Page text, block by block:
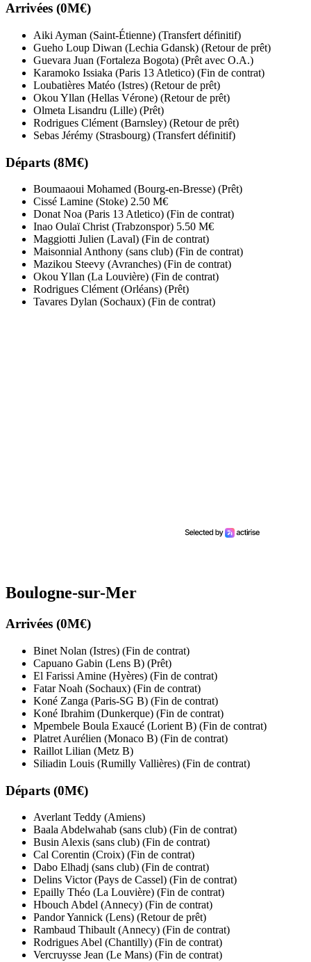
Arrivées (0M€)
Aiki Ayman (Saint-Étienne) (Transfert définitif)
Gueho Loup Diwan (Lechia Gdansk) (Retour de prêt)
Guevara Juan (Fortaleza Bogota) (Prêt avec O.A.)
Karamoko Issiaka (Paris 13 Atletico) (Fin de contrat)
Loubatières Matéo (Istres) (Retour de prêt)
Okou Yllan (Hellas Vérone) (Retour de prêt)
Olmeta Lisandru (Lille) (Prêt)
Rodrigues Clément (Barnsley) (Retour de prêt)
Sebas Jérémy (Strasbourg) (Transfert définitif)
Départs (8M€)
Boumaaoui Mohamed (Bourg-en-Bresse) (Prêt)
Cissé Lamine (Stoke) 2.50 M€
Donat Noa (Paris 13 Atletico) (Fin de contrat)
Inao Oulaï Christ (Trabzonspor) 5.50 M€
Maggiotti Julien (Laval) (Fin de contrat)
Maisonnial Anthony (sans club) (Fin de contrat)
Mazikou Steevy (Avranches) (Fin de contrat)
Okou Yllan (La Louvière) (Fin de contrat)
Rodrigues Clément (Orléans) (Prêt)
Tavares Dylan (Sochaux) (Fin de contrat)
Boulogne-sur-Mer
Arrivées (0M€)
Binet Nolan (Istres) (Fin de contrat)
Capuano Gabin (Lens B) (Prêt)
El Farissi Amine (Hyères) (Fin de contrat)
Fatar Noah (Sochaux) (Fin de contrat)
Koné Zanga (Paris-SG B) (Fin de contrat)
Koné Ibrahim (Dunkerque) (Fin de contrat)
Mpembele Boula Exaucé (Lorient B) (Fin de contrat)
Platret Aurélien (Monaco B) (Fin de contrat)
Raillot Lilian (Metz B)
Siliadin Louis (Rumilly Vallières) (Fin de contrat)
Départs (0M€)
Averlant Teddy (Amiens)
Baala Abdelwahab (sans club) (Fin de contrat)
Busin Alexis (sans club) (Fin de contrat)
Cal Corentin (Croix) (Fin de contrat)
Dabo Elhadj (sans club) (Fin de contrat)
Delins Victor (Pays de Cassel) (Fin de contrat)
Epailly Théo (La Louvière) (Fin de contrat)
Hbouch Abdel (Annecy) (Fin de contrat)
Pandor Yannick (Lens) (Retour de prêt)
Rambaud Thibault (Annecy) (Fin de contrat)
Rodrigues Abel (Chantilly) (Fin de contrat)
Vercruysse Jean (Le Mans) (Fin de contrat)